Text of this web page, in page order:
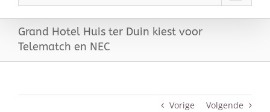
Grand Hotel Huis ter Duin kiest voor
Telematch en NEC
Vorige Volgende